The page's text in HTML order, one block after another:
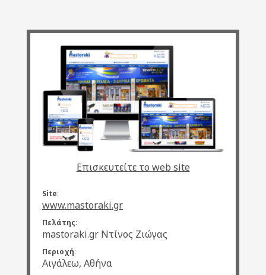
Επισκευτείτε το web site
Site:
www.mastoraki.gr
Πελάτης:
mastoraki.gr Ντίνος Ζιώγας
Περιοχή:
Αιγάλεω, Αθήνα